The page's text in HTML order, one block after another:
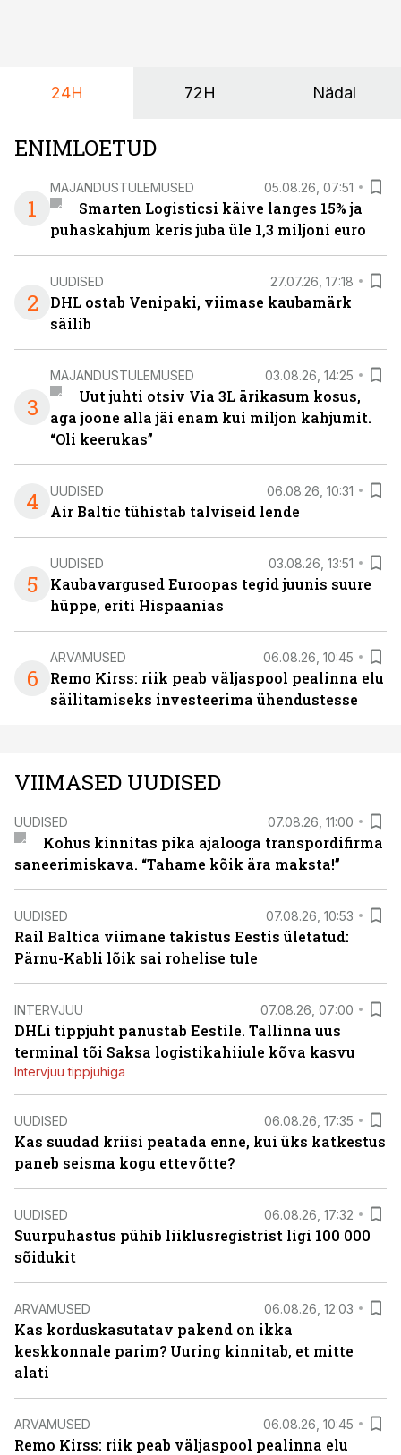
24H 72H Nädal
ENIMLOETUD
1
MAJANDUSTULEMUSED 05.08.26, 07:51
Smarten Logisticsi käive langes 15% ja
puhaskahjum keris juba üle 1,3 miljoni euro
2
UUDISED 27.07.26, 17:18
DHL ostab Venipaki, viimase kaubamärk
säilib
3
MAJANDUSTULEMUSED 03.08.26, 14:25
Uut juhti otsiv Via 3L ärikasum kosus,
aga joone alla jäi enam kui miljon kahjumit.
“Oli keerukas”
4 UUDISED 06.08.26, 10:31
Air Baltic tühistab talviseid lende
5
UUDISED 03.08.26, 13:51
Kaubavargused Euroopas tegid juunis suure
hüppe, eriti Hispaanias
6
ARVAMUSED 06.08.26, 10:45
Remo Kirss: riik peab väljaspool pealinna elu
säilitamiseks investeerima ühendustesse
VIIMASED UUDISED
UUDISED 07.08.26, 11:00
Kohus kinnitas pika ajalooga transpordifirma
saneerimiskava. “Tahame kõik ära maksta!”
UUDISED 07.08.26, 10:53
Rail Baltica viimane takistus Eestis ületatud:
Pärnu-Kabli lõik sai rohelise tule
INTERVJUU 07.08.26, 07:00
DHLi tippjuht panustab Eestile. Tallinna uus
terminal tõi Saksa logistikahiiule kõva kasvu
Intervjuu tippjuhiga
UUDISED 06.08.26, 17:35
Kas suudad kriisi peatada enne, kui üks katkestus
paneb seisma kogu ettevõtte?
UUDISED 06.08.26, 17:32
Suurpuhastus pühib liiklusregistrist ligi 100 000
sõidukit
ARVAMUSED 06.08.26, 12:03
Kas korduskasutatav pakend on ikka
keskkonnale parim? Uuring kinnitab, et mitte
alati
ARVAMUSED 06.08.26, 10:45
Remo Kirss: riik peab väljaspool pealinna elu